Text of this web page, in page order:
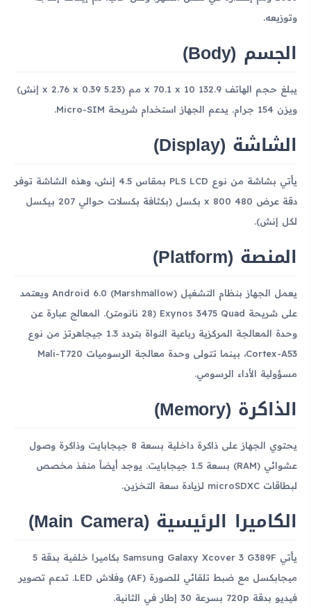
وتوزيعه.
الجسم (Body)
يبلغ حجم الهاتف 132.9 x 70.1 x 10 مم (5.23 x 2.76 x 0.39 إنش)
ويزن 154 جرام. يدعم الجهاز استخدام شريحة Micro-SIM.
الشاشة (Display)
يأتي بشاشة من نوع PLS LCD بمقاس 4.5 إنش، وهذه الشاشة توفر
دقة عرض 480 x 800 بكسل (بكثافة بكسلات حوالي 207 بيكسل
لكل إنش).
المنصة (Platform)
يعمل الجهاز بنظام التشغيل Android 6.0 (Marshmallow) ويعتمد
على شريحة Exynos 3475 Quad (28 نانومتر). المعالج عبارة عن
وحدة المعالجة المركزية رباعية النواة بتردد 1.3 جيجاهرتز من نوع
Cortex-A53، بينما تتولى وحدة معالجة الرسوميات Mali-T720
مسؤولية الأداء الرسومي.
الذاكرة (Memory)
يحتوي الجهاز على ذاكرة داخلية بسعة 8 جيجابايت وذاكرة وصول
عشوائي (RAM) بسعة 1.5 جيجابايت. يوجد أيضاً منفذ مخصص
لبطاقات microSDXC لزيادة سعة التخزين.
الكاميرا الرئيسية (Main Camera)
يأتي Samsung Galaxy Xcover 3 G389F بكاميرا خلفية بدقة 5
ميجابكسل مع ضبط تلقائي للصورة (AF) وفلاش LED. تدعم تصوير
فيديو بدقة 720p بسرعة 30 إطار في الثانية.